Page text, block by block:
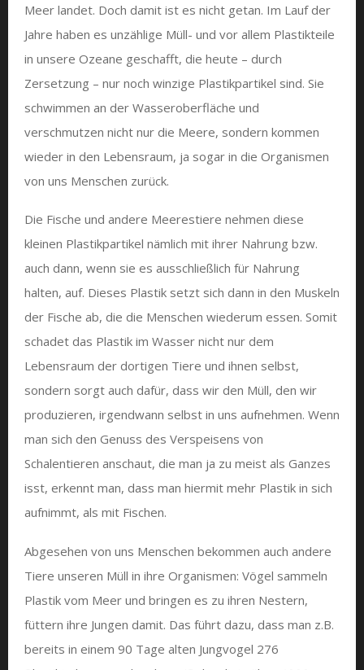
Meer landet. Doch damit ist es nicht getan. Im Lauf der
Jahre haben es unzählige Müll- und vor allem Plastikteile
in unsere Ozeane geschafft, die heute – durch
Zersetzung – nur noch winzige Plastikpartikel sind. Sie
schwimmen an der Wasseroberfläche und
verschmutzen nicht nur die Meere, sondern kommen
wieder in den Lebensraum, ja sogar in die Organismen
von uns Menschen zurück.
Die Fische und andere Meerestiere nehmen diese
kleinen Plastikpartikel nämlich mit ihrer Nahrung bzw.
auch dann, wenn sie es ausschließlich für Nahrung
halten, auf. Dieses Plastik setzt sich dann in den Muskeln
der Fische ab, die die Menschen wiederum essen. Somit
schadet das Plastik im Wasser nicht nur dem
Lebensraum der dortigen Tiere und ihnen selbst,
sondern sorgt auch dafür, dass wir den Müll, den wir
produzieren, irgendwann selbst in uns aufnehmen. Wenn
man sich den Genuss des Verspeisens von
Schalentieren anschaut, die man ja zu meist als Ganzes
isst, erkennt man, dass man hiermit mehr Plastik in sich
aufnimmt, als mit Fischen.
Abgesehen von uns Menschen bekommen auch andere
Tiere unseren Müll in ihre Organismen: Vögel sammeln
Plastik vom Meer und bringen es zu ihren Nestern,
füttern ihre Jungen damit. Das führt dazu, dass man z.B.
bereits in einem 90 Tage alten Jungvogel 276